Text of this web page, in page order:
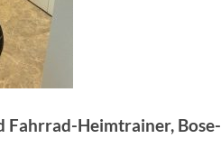
Fahrrad-Heimtrainer, Bose-